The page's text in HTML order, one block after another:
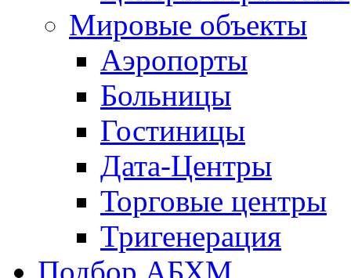
Мировые объекты
Аэропорты
Больницы
Гостиницы
Дата-Центры
Торговые центры
Тригенерация